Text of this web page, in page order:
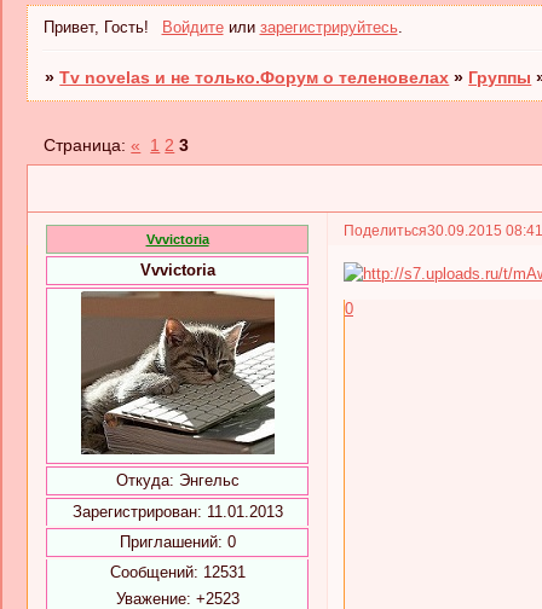
Привет, Гость! Войдитеили зарегистрируйтесь.
»Tv novelas и не только.Форум о теленовелах » Группы
Страница:« 1 2 3
Поделиться30.09.2015
Vvvictoria
Vvvictoria
Откуда: Энгельс
Зарегистрирован: 11.01.2013
Приглашений: 0
Сообщений: 12531
Уважение: +2523
0